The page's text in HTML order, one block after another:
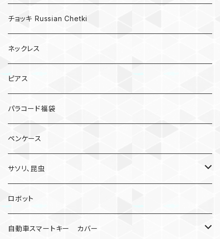
AirTagキーリング
チョッキ Russian Chetki
ネックレス
ピアス
パラコード福袋
ペンケース
サソリ、昆虫
サソリ
クモ
ロボット
自動車スマートキー カバー